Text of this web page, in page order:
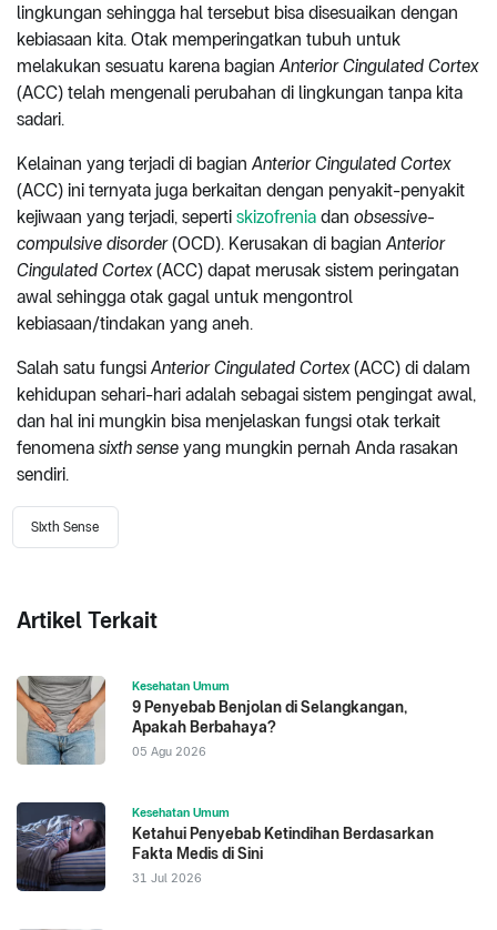
lingkungan sehingga hal tersebut bisa disesuaikan dengan
kebiasaan kita. Otak memperingatkan tubuh untuk
melakukan sesuatu karena bagian Anterior Cingulated Cortex
(ACC) telah mengenali perubahan di lingkungan tanpa kita
sadari.
Kelainan yang terjadi di bagian Anterior Cingulated Cortex
(ACC) ini ternyata juga berkaitan dengan penyakit-penyakit
kejiwaan yang terjadi, seperti skizofrenia dan obsessive-
compulsive disorder(OCD). Kerusakan di bagian Anterior
Cingulated Cortex(ACC) dapat merusak sistem peringatan
awal sehingga otak gagal untuk mengontrol
kebiasaan/tindakan yang aneh.
Salah satu fungsi Anterior Cingulated Cortex(ACC) di dalam
kehidupan sehari-hari adalah sebagai sistem pengingat awal,
dan hal ini mungkin bisa menjelaskan fungsi otak terkait
fenomena sixth sense yang mungkin pernah Anda rasakan
sendiri.
Sixth Sense
Artikel Terkait
Kesehatan Umum
9 Penyebab Benjolan di Selangkangan,
Apakah Berbahaya?
05 Agu 2026
Kesehatan Umum
Ketahui Penyebab Ketindihan Berdasarkan
Fakta Medis di Sini
31 Jul 2026